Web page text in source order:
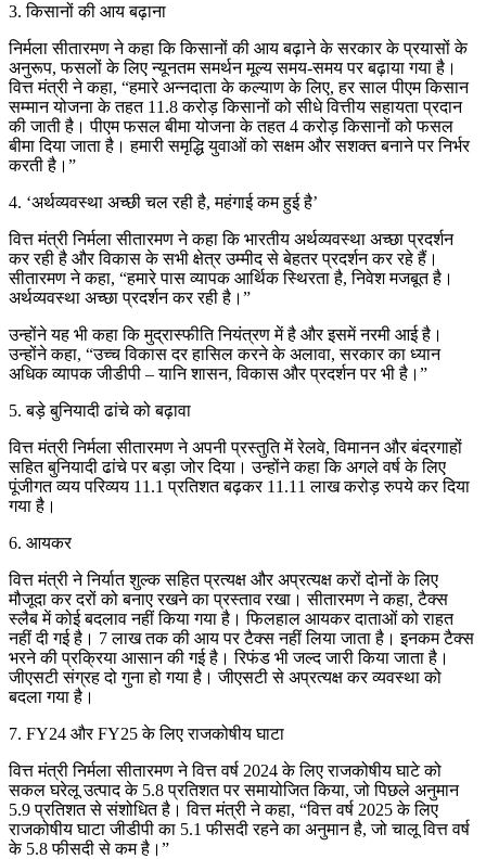
3. किसानों की आय बढ़ाना
निर्मला सीतारमण ने कहा कि किसानों की आय बढ़ाने के सरकार के प्रयासों के
अनुरूप, फसलों के लिए न्यूनतम समर्थन मूल्य समय-समय पर बढ़ाया गया है।
वित्त मंत्री ने कहा, “हमारे अन्नदाता के कल्याण के लिए, हर साल पीएम किसान
सम्मान योजना के तहत 11.8 करोड़ किसानों को सीधे वित्तीय सहायता प्रदान
की जाती है। पीएम फसल बीमा योजना के तहत 4 करोड़ किसानों को फसल
बीमा दिया जाता है। हमारी समृद्धि युवाओं को सक्षम और सशक्त बनाने पर निर्भर
करती है।”
4. ‘अर्थव्यवस्था अच्छी चल रही है, महंगाई कम हुई है’
वित्त मंत्री निर्मला सीतारमण ने कहा कि भारतीय अर्थव्यवस्था अच्छा प्रदर्शन
कर रही है और विकास के सभी क्षेत्र उम्मीद से बेहतर प्रदर्शन कर रहे हैं।
सीतारमण ने कहा, “हमारे पास व्यापक आर्थिक स्थिरता है, निवेश मजबूत है।
अर्थव्यवस्था अच्छा प्रदर्शन कर रही है।”
उन्होंने यह भी कहा कि मुद्रास्फीति नियंत्रण में है और इसमें नरमी आई है।
उन्होंने कहा, “उच्च विकास दर हासिल करने के अलावा, सरकार का ध्यान
अधिक व्यापक जीडीपी – यानि शासन, विकास और प्रदर्शन पर भी है।”
5. बड़े बुनियादी ढांचे को बढ़ावा
वित्त मंत्री निर्मला सीतारमण ने अपनी प्रस्तुति में रेलवे, विमानन और बंदरगाहों
सहित बुनियादी ढांचे पर बड़ा जोर दिया। उन्होंने कहा कि अगले वर्ष के लिए
पूंजीगत व्यय परिव्यय 11.1 प्रतिशत बढ़कर 11.11 लाख करोड़ रुपये कर दिया
गया है।
6. आयकर
वित्त मंत्री ने निर्यात शुल्क सहित प्रत्यक्ष और अप्रत्यक्ष करों दोनों के लिए
मौजूदा कर दरों को बनाए रखने का प्रस्ताव रखा। सीतारमण ने कहा, टैक्स
स्लैब में कोई बदलाव नहीं किया गया है। फिलहाल आयकर दाताओं को राहत
नहीं दी गई है। 7 लाख तक की आय पर टैक्स नहीं लिया जाता है। इनकम टैक्स
भरने की प्रक्रिया आसान की गई है। रिफंड भी जल्द जारी किया जाता है।
जीएसटी संग्रह दो गुना हो गया है। जीएसटी से अप्रत्यक्ष कर व्यवस्था को
बदला गया है।
7. FY24 और FY25 के लिए राजकोषीय घाटा
वित्त मंत्री निर्मला सीतारमण ने वित्त वर्ष 2024 के लिए राजकोषीय घाटे को
सकल घरेलू उत्पाद के 5.8 प्रतिशत पर समायोजित किया, जो पिछले अनुमान
5.9 प्रतिशत से संशोधित है। वित्त मंत्री ने कहा, “वित्त वर्ष 2025 के लिए
राजकोषीय घाटा जीडीपी का 5.1 फीसदी रहने का अनुमान है, जो चालू वित्त वर्ष
के 5.8 फीसदी से कम है।”